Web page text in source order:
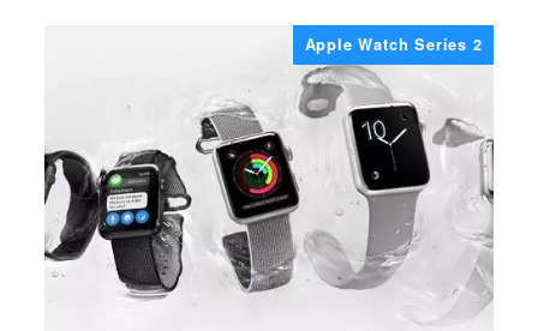
Apple Watch Series 2